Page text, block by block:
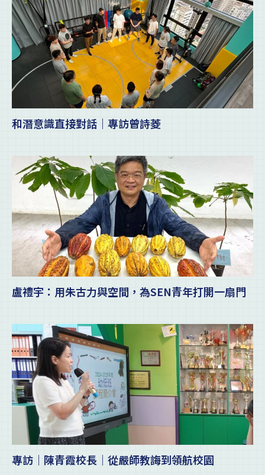
和潛意識直接對話｜專訪曾詩菱
盧禮宇：用朱古力與空間，為SEN青年打開一扇門
專訪｜陳青霞校長｜從嚴師教誨到領航校園